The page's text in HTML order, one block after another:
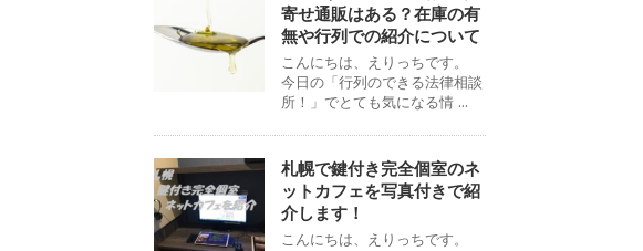
寄せ通販はある？在庫の有
無や行列での紹介について
こんにちは、えりっちです。
今日の「行列のできる法律相談
所！」でとても気になる情 ...
札幌で鍵付き完全個室のネ
ットカフェを写真付きで紹
介します！
こんにちは、えりっちです。